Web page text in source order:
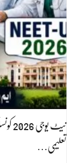
تعلیمی…